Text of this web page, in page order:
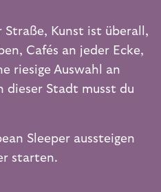
Straße, Kunst ist überall,
Cafés an jeder Ecke,
riesige Auswahl an
dieser Stadt musst du
Sleeper aussteigen
starten.